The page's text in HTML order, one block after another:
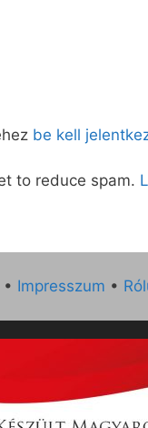
be kell
to reduce spam.
• Impresszum •